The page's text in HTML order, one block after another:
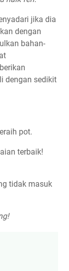
jika dia
dengan
bahan-
dengan sedikit
pot.
terbaik!
tidak masuk